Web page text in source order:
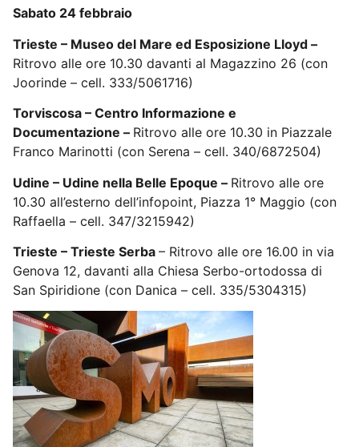
Sabato 24 febbraio
Trieste – Museo del Mare ed Esposizione Lloyd –
Ritrovo alle ore 10.30 davanti al Magazzino 26 (con
Joorinde – cell. 333/5061716)
Torviscosa – Centro Informazione e
Documentazione – Ritrovo alle ore 10.30 in Piazzale
Franco Marinotti (con Serena – cell. 340/6872504)
Udine – Udine nella Belle Epoque – Ritrovo alle ore
10.30 all’esterno dell’infopoint, Piazza 1° Maggio (con
Raffaella – cell. 347/3215942)
Trieste – Trieste Serba – Ritrovo alle ore 16.00 in via
Genova 12, davanti alla Chiesa Serbo-ortodossa di
San Spiridione (con Danica – cell. 335/5304315)